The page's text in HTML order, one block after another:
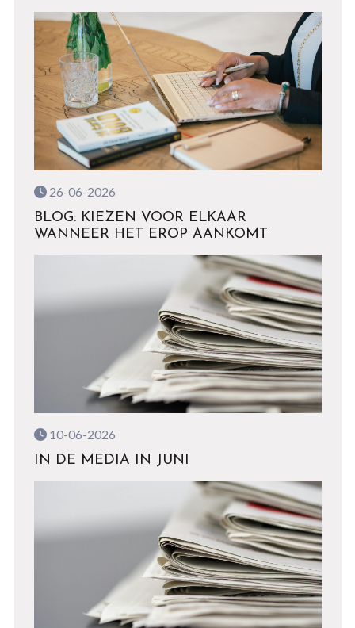
26-06-2026
BLOG: KIEZEN VOOR ELKAAR
WANNEER HET EROP AANKOMT
10-06-2026
IN DE MEDIA IN JUNI